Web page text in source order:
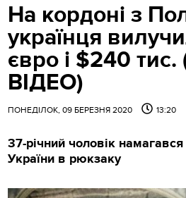
На кордоні з
українця
євро і $240
ВІДЕО)
ПОНЕДІЛОК, 09 БЕРЕЗНЯ 2020 13:20
37-річний чоловік
України в рюкзаку